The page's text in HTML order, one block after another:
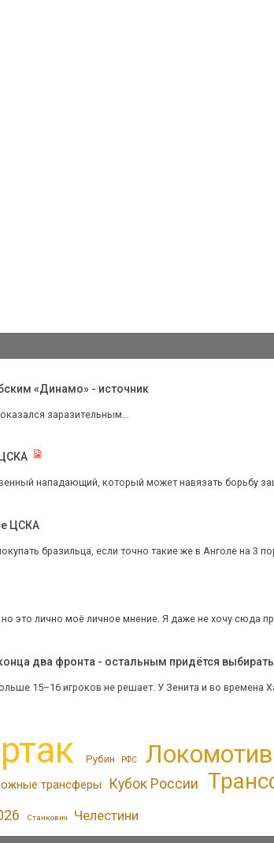
«Динамо» - источник
заразительным...
нападающий, который может навязать борьбу
ЦСКА
бразильца, если точно такие же в Анголе на 3
это лично моё личное мнение. Я даже не хочу сюда
два фронта - остальным придётся выбирать
15–16 игроков не решает. У Зенита и во времена
Рубин РФС Локомотив
трансферы Кубок России
Станкович Челестини